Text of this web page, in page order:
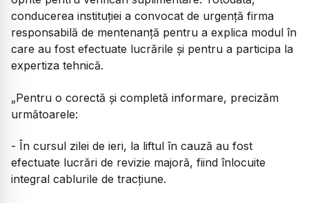
conducerea instituției a convocat de urgență firma
responsabilă de mentenanță pentru a explica modul în
care au fost efectuate lucrările și pentru a participa la
expertiza tehnică.
„Pentru o corectă și completă informare, precizăm
următoarele:
- În cursul zilei de ieri, la liftul în cauză au fost
efectuate lucrări de revizie majoră, fiind înlocuite
integral cablurile de tracțiune.